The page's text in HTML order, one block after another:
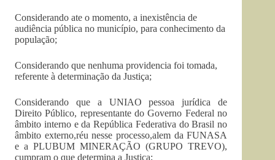
Considerando ate o momento, a inexistência de
audiência pública no município, para conhecimento da
população;
Considerando que nenhuma providencia foi tomada,
referente à determinação da Justiça;
Considerando que a UNIAO pessoa jurídica de
Direito Público, representante do Governo Federal no
âmbito interno e da República Federativa do Brasil no
âmbito externo,réu nesse processo,alem da FUNASA
e a PLUBUM MINERAÇÃO (GRUPO TREVO),
cumpram o que determina a Justiça;